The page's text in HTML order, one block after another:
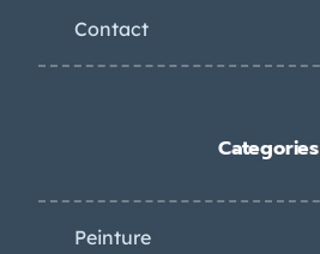
Contact
Categories
Peinture